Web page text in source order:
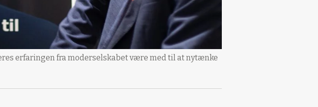
erfaringen fra moderselskabet være med til at nytænke